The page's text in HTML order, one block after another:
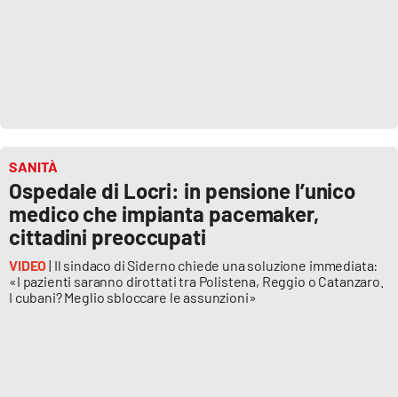
SANITÀ
Ospedale di Locri: in pensione l’unico
medico che impianta pacemaker,
cittadini preoccupati
VIDEO| Il sindaco di Siderno chiede una soluzione immediata:
«I pazienti saranno dirottati tra Polistena, Reggio o Catanzaro.
I cubani? Meglio sbloccare le assunzioni»